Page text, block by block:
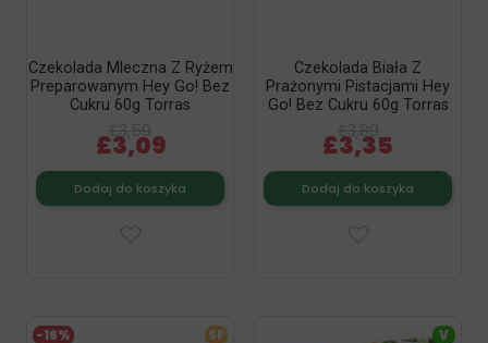
Czekolada Mleczna Z Ryżem
Preparowanym Hey Go! Bez
Cukru 60g Torras
£3,59
£3,09
Dodaj do koszyka
Czekolada Biała Z
Prażonymi Pistacjami Hey
Go! Bez Cukru 60g Torras
£3,89
£3,35
Dodaj do koszyka
-16% SF
V